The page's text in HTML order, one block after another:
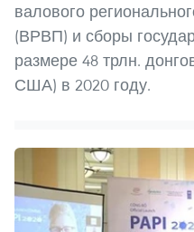
валового
(ВРВП) и сборы
размере 48 трлн.
США) в 2020 году.